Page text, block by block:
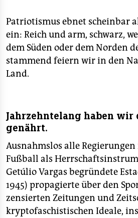
Patriotismus ebnet scheinbar
ein: Reich und arm, schwarz,
dem Süden oder dem Norden
stammend feiern wir in den
Land.
Jahrzehntelang haben wir
genährt.
Ausnahmslos alle
Fußball als
Getúlio Vargas begründete
1945) propagierte über den
zensierten Zeitungen und
kryptofaschistischen Ideale,